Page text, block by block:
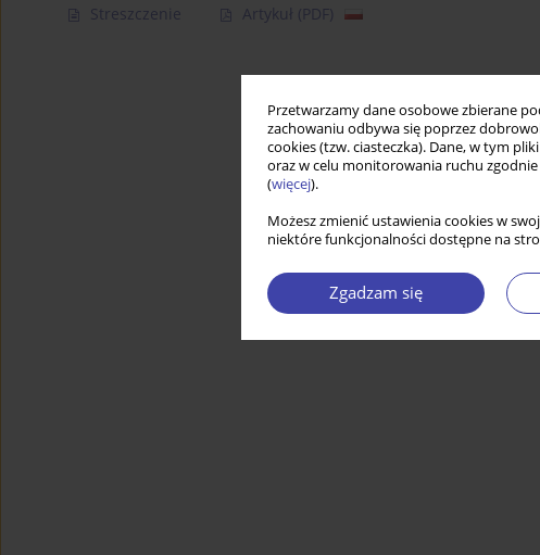
Przetwarzamy dane osobowe zbierane
zachowaniu odbywa się poprzez
cookies (tzw. ciasteczka). Dane, w tym
oraz w celu monitorowania ruchu zgodnie
(więcej).
Możesz zmienić ustawienia cookies w
niektóre funkcjonalności dostępne na
Zgadzam się
Streszczenie Artykuł (PDF)